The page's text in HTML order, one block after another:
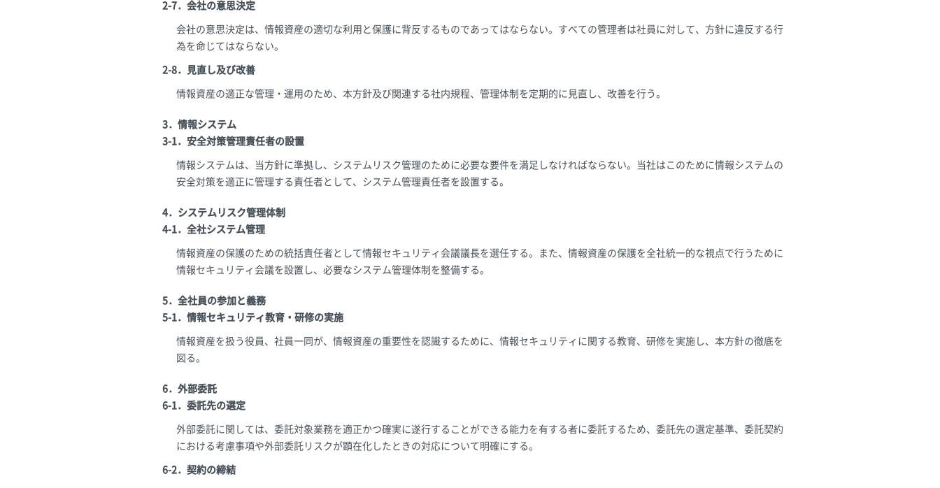
2-7．会社の意思決定
会社の意思決定は、情報資産の適切な利用と保護に背反するものであってはならない。すべての管理者は社員に対して、方針に違反する行
為を命じてはならない。
2-8．見直し及び改善
情報資産の適正な管理・運用のため、本方針及び関連する社内規程、管理体制を定期的に見直し、改善を行う。
3．情報システム
3-1．安全対策管理責任者の設置
情報システムは、当方針に準拠し、システムリスク管理のために必要な要件を満足しなければならない。当社はこのために情報システムの
安全対策を適正に管理する責任者として、システム管理責任者を設置する。
4．システムリスク管理体制
4-1．全社システム管理
情報資産の保護のための統括責任者として情報セキュリティ会議議長を選任する。また、情報資産の保護を全社統一的な視点で行うために
情報セキュリティ会議を設置し、必要なシステム管理体制を整備する。
5．全社員の参加と義務
5-1．情報セキュリティ教育・研修の実施
情報資産を扱う役員、社員一同が、情報資産の重要性を認識するために、情報セキュリティに関する教育、研修を実施し、本方針の徹底を
図る。
6．外部委託
6-1．委託先の選定
外部委託に関しては、委託対象業務を適正かつ確実に遂行することができる能力を有する者に委託するため、委託先の選定基準、委託契約
における考慮事項や外部委託リスクが顕在化したときの対応について明確にする。
6-2．契約の締結